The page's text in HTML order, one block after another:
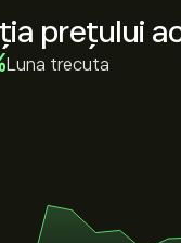
prețului
Luna trecuta